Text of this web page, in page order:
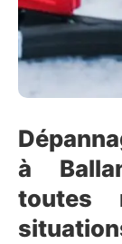
à
toutes